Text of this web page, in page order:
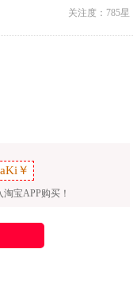
关注度：785星
宝APP购买！